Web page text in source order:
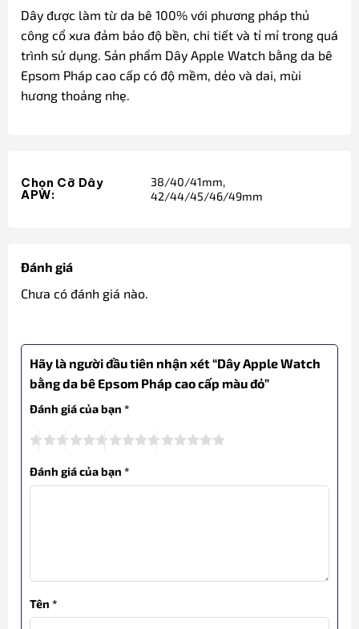
Dây được làm từ da bê 100% với phương pháp thủ
công cổ xưa đảm bảo độ bền, chi tiết và tỉ mỉ trong quá
trình sử dụng. Sản phẩm Dây Apple Watch bằng da bê
Epsom Pháp cao cấp có độ mềm, dẻo và dai, mùi
hương thoảng nhẹ.
Chọn Cỡ Dây
APW:
38/40/41mm,
42/44/45/46/49mm
Đánh giá
Chưa có đánh giá nào.
Hãy là người đầu tiên nhận xét “Dây Apple Watch
bằng da bê Epsom Pháp cao cấp màu đỏ”
Đánh giá của bạn *
Đánh giá của bạn *
Tên *